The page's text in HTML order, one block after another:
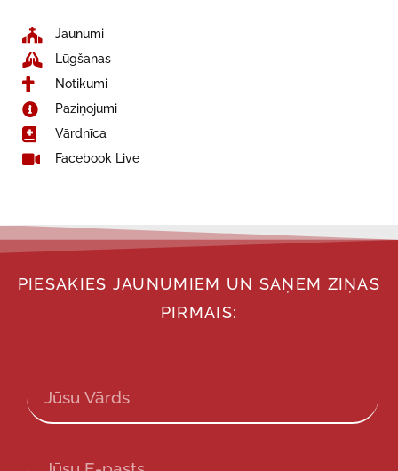
Jaunumi
Lūgšanas
Notikumi
Paziņojumi
Vārdnīca
Facebook Live
PIESAKIES JAUNUMIEM UN SAŅEM ZIŅAS
PIRMAIS: